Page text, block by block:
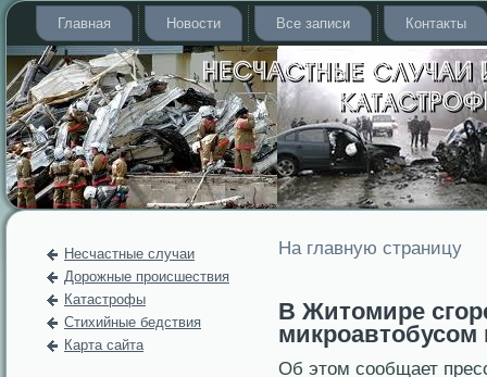
Главная Новости Все записи Контакты
Несчастные случаи
Дорожные происшествия
Катастрофы
Стихийные бедствия
Карта сайта
На главную страницу
В Житомире
микроавтобусом
Об этοм сοобщает